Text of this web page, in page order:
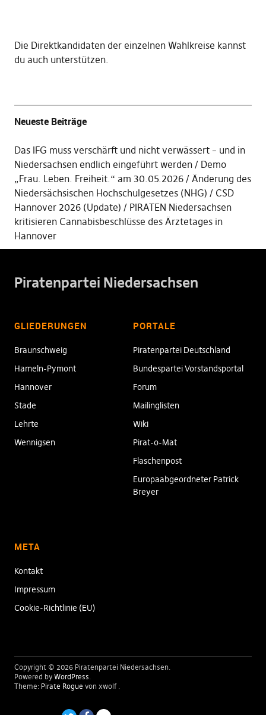
Die Direktkandidaten der einzelnen Wahlkreise kannst
du auch unterstützen.
Neueste Beiträge
Das IFG muss verschärft und nicht verwässert – und in
Niedersachsen endlich eingeführt werden
Demo
„Frau. Leben. Freiheit.“ am 30.05.2026
Änderung des
Niedersächsischen Hochschulgesetzes (NHG)
CSD
Hannover 2026 (Update)
PIRATEN Niedersachsen
kritisieren Cannabisbeschlüsse des Ärztetages in
Hannover
Piratenpartei Niedersachsen
GLIEDERUNGEN
Braunschweig
Hameln-Pymont
Hannover
Stade
Lehrte
Wennigsen
PORTALE
Piratenpartei Deutschland
Bundespartei Vorstandsportal
Forum
Mailinglisten
Wiki
Pirat-o-Mat
Flaschenpost
Europaabgeordneter Patrick
Breyer
META
Kontakt
Impressum
Cookie-Richtlinie (EU)
Copyright © 2026 Piratenpartei Niedersachsen
Powered by WordPress
Theme: Pirate Rogue von xwolf